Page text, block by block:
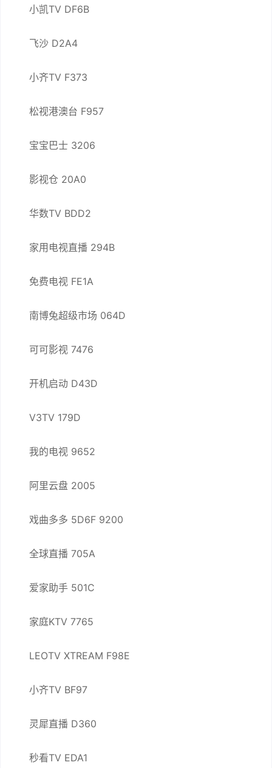
小凯TV DF6B
飞沙 D2A4
小齐TV F373
松视港澳台 F957
宝宝巴士 3206
影视仓 20A0
华数TV BDD2
家用电视直播 294B
免费电视 FE1A
南博兔超级市场 064D
可可影视 7476
开机启动 D43D
V3TV 179D
我的电视 9652
阿里云盘 2005
戏曲多多 5D6F 9200
全球直播 705A
爱家助手 501C
家庭KTV 7765
LEOTV XTREAM F98E
小齐TV BF97
灵犀直播 D360
秒看TV EDA1